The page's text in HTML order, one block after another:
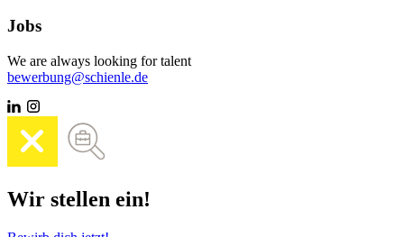
Jobs
We are always looking for talent
bewerbung@schienle.de
Wir stellen ein!